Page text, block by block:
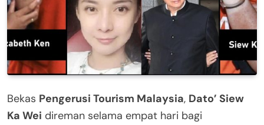
Bekas Pengerusi Tourism Malaysia, Dato’ Siew
Ka Wei direman selama empat hari bagi